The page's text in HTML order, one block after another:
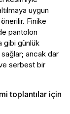
uygun
Finike
pantolon
gibi günlük
ancak dar
serbest bir
toplantılar için